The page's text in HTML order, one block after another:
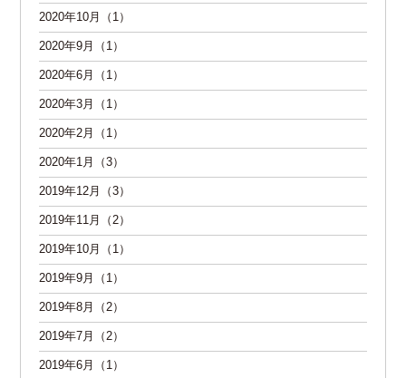
2020年10月（1）
2020年9月（1）
2020年6月（1）
2020年3月（1）
2020年2月（1）
2020年1月（3）
2019年12月（3）
2019年11月（2）
2019年10月（1）
2019年9月（1）
2019年8月（2）
2019年7月（2）
2019年6月（1）